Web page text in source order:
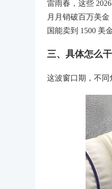
雷雨春，这些
月月销破百万美金
国能卖到 1500 美
三、具体怎么
这波窗口期，不同